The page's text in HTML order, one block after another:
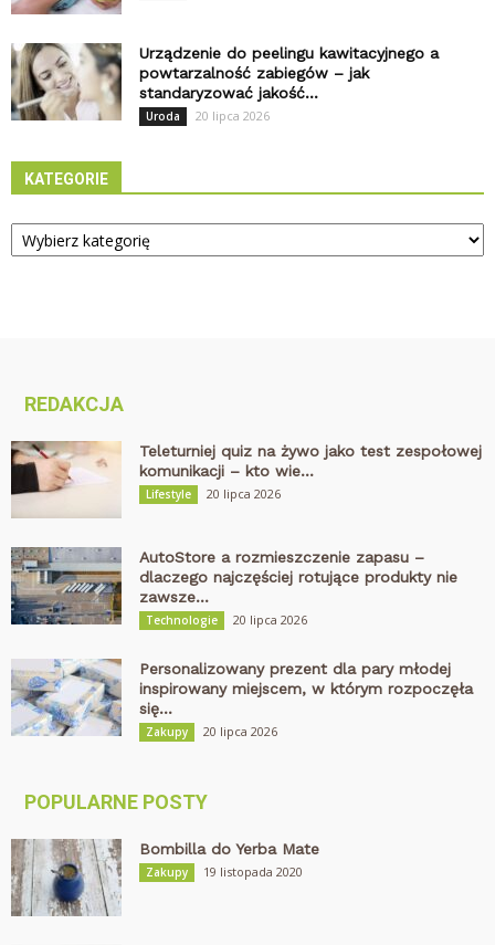
Urządzenie do peelingu kawitacyjnego a
powtarzalność zabiegów – jak
standaryzować jakość...
Uroda 20 lipca 2026
KATEGORIE
Kategorie
REDAKCJA
Teleturniej quiz na żywo jako test zespołowej
komunikacji – kto wie...
Lifestyle 20 lipca 2026
AutoStore a rozmieszczenie zapasu –
dlaczego najczęściej rotujące produkty nie
zawsze...
Technologie 20 lipca 2026
Personalizowany prezent dla pary młodej
inspirowany miejscem, w którym rozpoczęła
się...
Zakupy 20 lipca 2026
POPULARNE POSTY
Bombilla do Yerba Mate
Zakupy 19 listopada 2020